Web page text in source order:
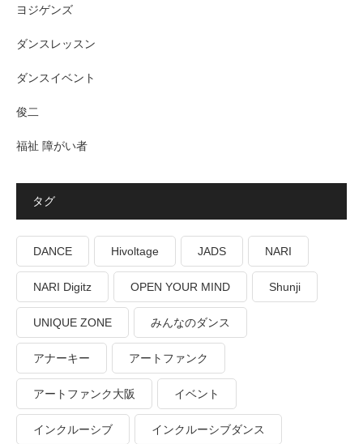
ヨジゲンズ
ダンスレッスン
ダンスイベント
俊二
福祉 障がい者
タグ
DANCE Hivoltage JADS NARI
NARI Digitz OPEN YOUR MIND Shunji
UNIQUE ZONE みんなのダンス
アナーキー アートファンク
アートファンク大阪 イベント
インクルーシブ インクルーシブダンス